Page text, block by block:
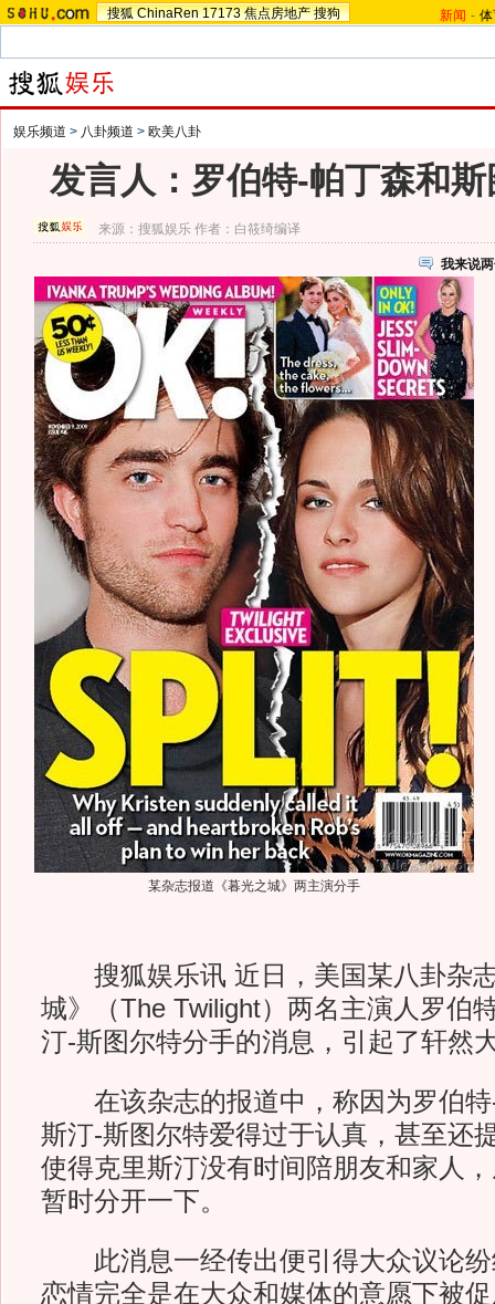
搜狐 ChinaRen 17173 焦点房地产 搜狗 新闻 -
娱乐频道 > 八卦频道 > 欧美八卦
发言人：罗伯特-帕丁森和
来源：搜狐娱乐 作者：白筱绮编译
我来说
某杂志报道《暮光之城》两主演分手
搜狐娱乐讯 近日，美国某八卦杂
城》（The Twilight）两名主演人罗伯
汀-斯图尔特分手的消息，引起了轩然
在该杂志的报道中，称因为罗伯特
斯汀-斯图尔特爱得过于认真，甚至还
使得克里斯汀没有时间陪朋友和家人
暂时分开一下。
此消息一经传出便引得大众议论纷
恋情完全是在大众和媒体的意愿下被